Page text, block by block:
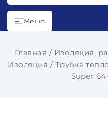
Меню
Главная
Изоляция,
Изоляция
Трубка
Super